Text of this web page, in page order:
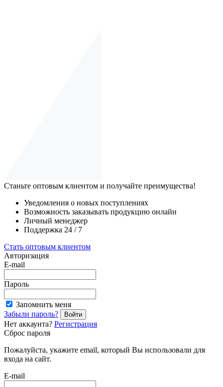
Станьте оптовым клиентом и получайте преимущества!
Уведомления о новых поступлениях
Возможность заказывать продукцию онлайн
Личный менеджер
Поддержка 24 / 7
Стать оптовым клиентом
Авторизация
E-mail
Пароль
Запомнить меня
Забыли пароль?
Войти
Нет аккаунта? Регистрация
Сброс пароля
Пожалуйста, укажите email, который Вы использовали для
входа на сайт.
E-mail